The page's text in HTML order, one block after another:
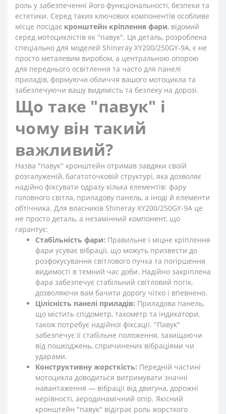
роль у забезпеченні його функціональності, безпеки та
естетики. Серед таких ключових компонентів особливе
місце посідає кронштейн кріплення фари, відомий
серед мотоциклістів як "павук". Ця деталь, розроблена
спеціально для моделей Shineray XY200/250GY-9A, є не
просто металевим виробом, а центральною опорою
для переднього освітлення та часто для панелі
приладів, формуючи обличчя вашого мотоцикла та
забезпечуючи вашу видимість та безпеку на дорозі.
Що таке "павук" і
чому він такий
важливий?
Назва "павук" кронштейн отримав завдяки своїй
розгалуженій, багатоточковій структурі, яка дозволяє
надійно фіксувати одразу кілька елементів: фару
головного світла, приладову панель, а іноді й елементи
обтічника. Для власників Shineray XY200/250GY-9A це
не просто деталь, а незамінний компонент, що
гарантує:
Стабільність фари: Правильне і міцне кріплення
фари усуває вібрації, що можуть призвести до
розфокусування світлового пучка та погіршення
видимості в темний час доби. Надійно закріплена
фара забезпечує стабільний світловий потік,
дозволяючи вам бачити дорогу чітко і впевнено.
Цілісність панелі приладів: Приладова панель,
що містить спідометр, тахометр та індикатори,
також потребує надійної фіксації. "Павук"
забезпечує її стабільне положення, захищаючи
від пошкоджень, спричинених вібраціями чи
ударами.
Конструктивну жорсткість: Передній частині
мотоцикла доводиться витримувати значні
навантаження — вібрації від двигуна, дорожні
нерівності, аеродинамічний опір. Якісний
кронштейн "павук" відіграє роль жорсткого